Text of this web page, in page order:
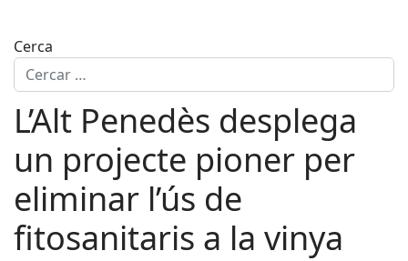
Cerca
L’Alt Penedès desplega
un projecte pioner per
eliminar l’ús de
fitosanitaris a la vinya